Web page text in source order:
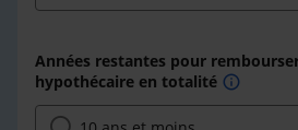
Années restantes pour
hypothécaire en totalité info